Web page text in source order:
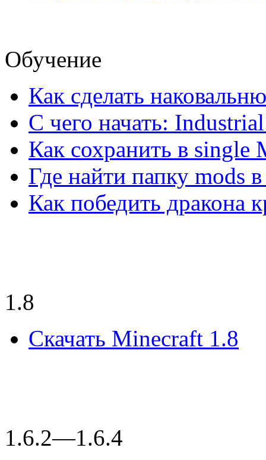
Обучение
Как сделать
С чего начать:
Как сохранить в single
Где найти папку mods
Как победить дракона
1.8
Скачать Minecraft 1.8
1.6.2—1.6.4